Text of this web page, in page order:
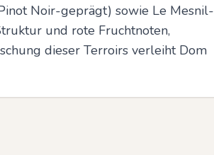
Noir-geprägt) sowie Le Mesnil-
und rote Fruchtnoten,
dieser Terroirs verleiht Dom